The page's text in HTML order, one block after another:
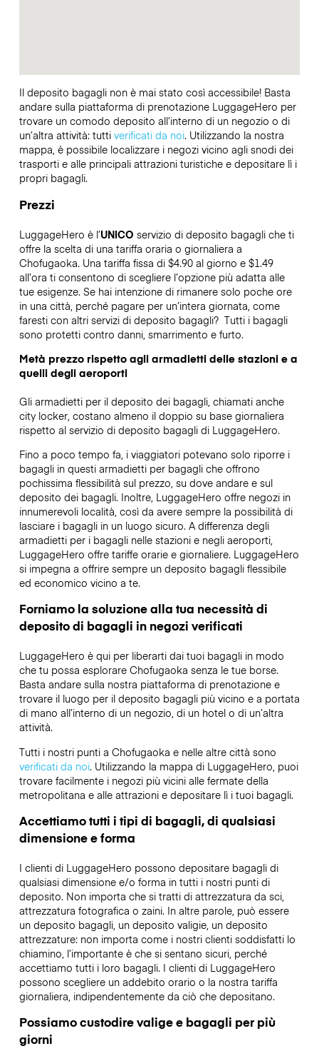
Il deposito bagagli non è mai stato così accessibile! Basta
andare sulla piattaforma di prenotazione LuggageHero per
trovare un comodo deposito all’interno di un negozio o di
un’altra attività: tutti verificati da noi. Utilizzando la nostra
mappa, è possibile localizzare i negozi vicino agli snodi dei
trasporti e alle principali attrazioni turistiche e depositare lì i
propri bagagli.
Prezzi
LuggageHero è l’UNICO servizio di deposito bagagli che ti
offre la scelta di una tariffa oraria o giornaliera a
Chofugaoka. Una tariffa fissa di $4.90 al giorno e $1.49
all’ora ti consentono di scegliere l’opzione più adatta alle
tue esigenze. Se hai intenzione di rimanere solo poche ore
in una città, perché pagare per un’intera giornata, come
faresti con altri servizi di deposito bagagli? Tutti i bagagli
sono protetti contro danni, smarrimento e furto.
Metà prezzo rispetto agli armadietti delle stazioni e a
quelli degli aeroporti
Gli armadietti per il deposito dei bagagli, chiamati anche
city locker, costano almeno il doppio su base giornaliera
rispetto al servizio di deposito bagagli di LuggageHero.
Fino a poco tempo fa, i viaggiatori potevano solo riporre i
bagagli in questi armadietti per bagagli che offrono
pochissima flessibilità sul prezzo, su dove andare e sul
deposito dei bagagli. Inoltre, LuggageHero offre negozi in
innumerevoli località, così da avere sempre la possibilità di
lasciare i bagagli in un luogo sicuro. A differenza degli
armadietti per i bagagli nelle stazioni e negli aeroporti,
LuggageHero offre tariffe orarie e giornaliere. LuggageHero
si impegna a offrire sempre un deposito bagagli flessibile
ed economico vicino a te.
Forniamo la soluzione alla tua necessità di
deposito di bagagli in negozi verificati
LuggageHero è qui per liberarti dai tuoi bagagli in modo
che tu possa esplorare Chofugaoka senza le tue borse.
Basta andare sulla nostra piattaforma di prenotazione e
trovare il luogo per il deposito bagagli più vicino e a portata
di mano all’interno di un negozio, di un hotel o di un’altra
attività.
Tutti i nostri punti a Chofugaoka e nelle altre città sono
verificati da noi. Utilizzando la mappa di LuggageHero, puoi
trovare facilmente i negozi più vicini alle fermate della
metropolitana e alle attrazioni e depositare lì i tuoi bagagli.
Accettiamo tutti i tipi di bagagli, di qualsiasi
dimensione e forma
I clienti di LuggageHero possono depositare bagagli di
qualsiasi dimensione e/o forma in tutti i nostri punti di
deposito. Non importa che si tratti di attrezzatura da sci,
attrezzatura fotografica o zaini. In altre parole, può essere
un deposito bagagli, un deposito valigie, un deposito
attrezzature: non importa come i nostri clienti soddisfatti lo
chiamino, l’importante è che si sentano sicuri, perché
accettiamo tutti i loro bagagli. I clienti di LuggageHero
possono scegliere un addebito orario o la nostra tariffa
giornaliera, indipendentemente da ciò che depositano.
Possiamo custodire valige e bagagli per più
giorni